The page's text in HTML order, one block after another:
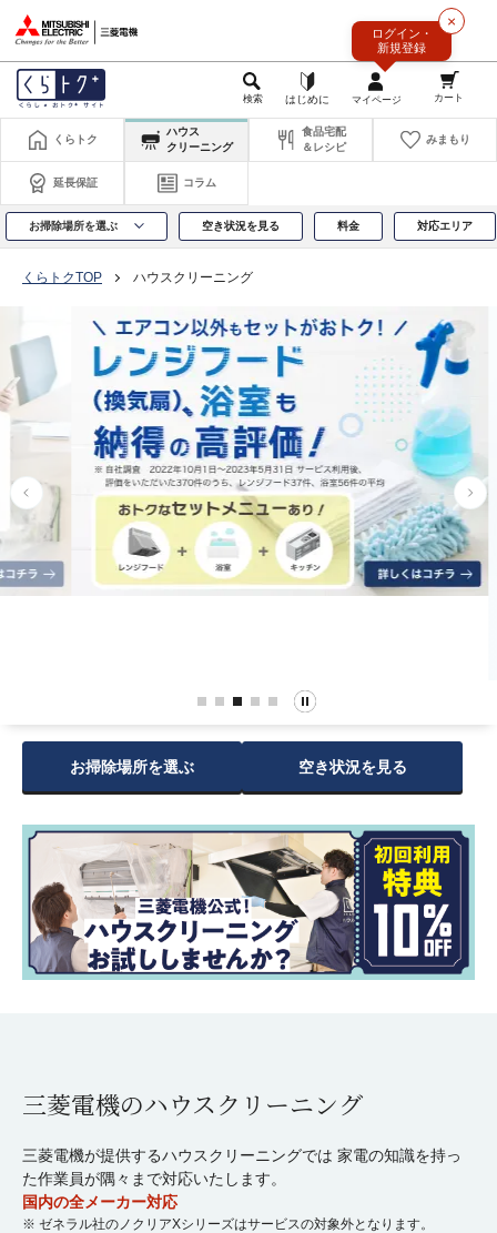
×
ログイン・
新規登録
くらトク
ハウス
クリーニング
食品宅配
＆レシピ
みまもり
延長保証 コラム
お掃除場所を選ぶ 空き状況を見る 料金 対応エリア
くらトクTOP ハウスクリーニング
お掃除場所を選ぶ 空き状況を見る
三菱電機のハウスクリーニング
三菱電機が提供するハウスクリーニングでは 家電の知識を持っ
た作業員が隅々まで対応いたします。
国内の全メーカー対応
※ ゼネラル社のノクリアXシリーズはサービスの対象外となります。